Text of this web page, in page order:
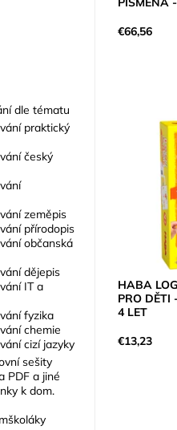
€66,56
HABA
PRO DĚTI
4 LET
€13,23
dle tématu
praktický
český
zeměpis
přírodopis
občanská
dějepis
IT a
fyzika
chemie
cizí jazyky
sešity
PDF a jiné
k dom.